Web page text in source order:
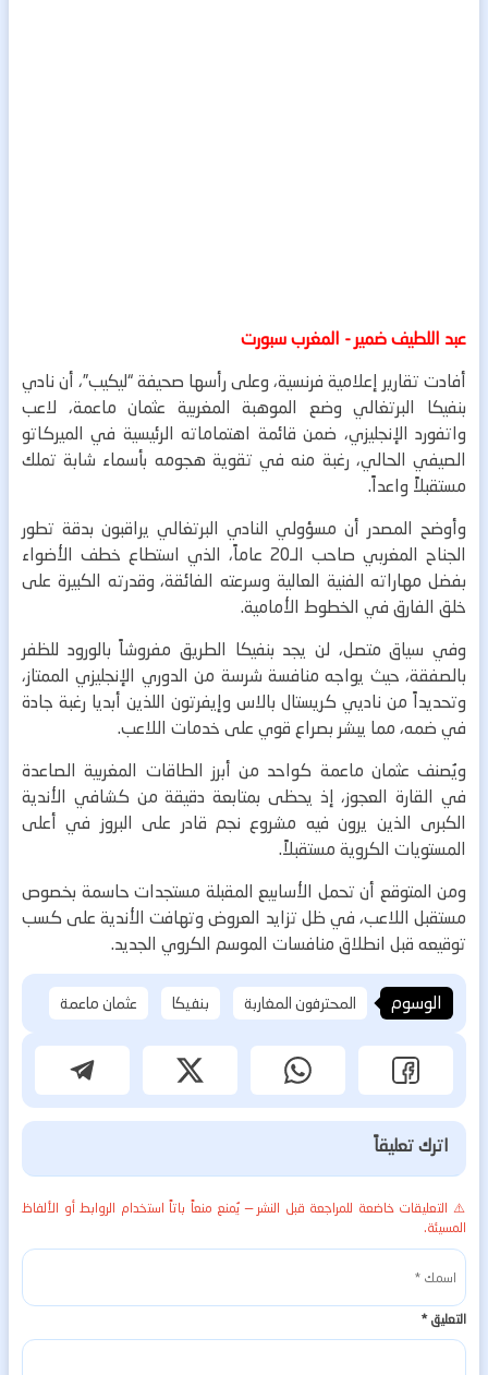
عبد اللطيف ضمير - المغرب سبورت
أفادت تقارير إعلامية فرنسية، وعلى رأسها صحيفة “ليكيب”، أن نادي
بنفيكا البرتغالي وضع الموهبة المغربية عثمان ماعمة، لاعب
واتفورد الإنجليزي، ضمن قائمة اهتماماته الرئيسية في الميركاتو
الصيفي الحالي، رغبة منه في تقوية هجومه بأسماء شابة تملك
مستقبلاً واعداً.
وأوضح المصدر أن مسؤولي النادي البرتغالي يراقبون بدقة تطور
الجناح المغربي صاحب الـ20 عاماً، الذي استطاع خطف الأضواء
بفضل مهاراته الفنية العالية وسرعته الفائقة، وقدرته الكبيرة على
خلق الفارق في الخطوط الأمامية.
وفي سياق متصل، لن يجد بنفيكا الطريق مفروشاً بالورود للظفر
بالصفقة، حيث يواجه منافسة شرسة من الدوري الإنجليزي الممتاز،
وتحديداً من ناديي كريستال بالاس وإيفرتون اللذين أبديا رغبة جادة
في ضمه، مما يبشر بصراع قوي على خدمات اللاعب.
ويُصنف عثمان ماعمة كواحد من أبرز الطاقات المغربية الصاعدة
في القارة العجوز، إذ يحظى بمتابعة دقيقة من كشافي الأندية
الكبرى الذين يرون فيه مشروع نجم قادر على البروز في أعلى
المستويات الكروية مستقبلاً.
ومن المتوقع أن تحمل الأسابيع المقبلة مستجدات حاسمة بخصوص
مستقبل اللاعب، في ظل تزايد العروض وتهافت الأندية على كسب
توقيعه قبل انطلاق منافسات الموسم الكروي الجديد.
الوسوم المحترفون المغاربة بنفيكا عثمان ماعمة
اترك تعليقاً
⚠️ التعليقات خاضعة للمراجعة قبل النشر — يُمنع منعاً باتاً استخدام الروابط أو الألفاظ
المسيئة.
التعليق*